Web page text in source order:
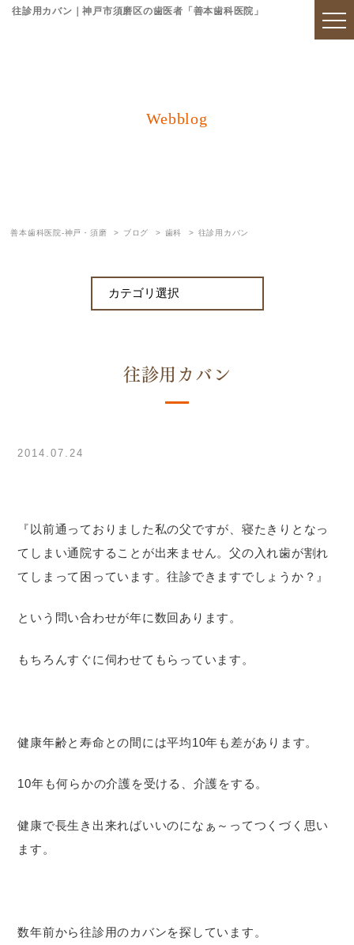
往診用カバン｜神戸市須磨区の歯医者「善本歯科医院」
Webblog
善本歯科医院-神戸・須磨 ブログ 歯科 往診用カバン
往診用カバン
2014.07.24
『以前通っておりました私の父ですが、寝たきりとなっ
てしまい通院することが出来ません。父の入れ歯が割れ
てしまって困っています。往診できますでしょうか？』
という問い合わせが年に数回あります。
もちろんすぐに伺わせてもらっています。
健康年齢と寿命との間には平均10年も差があります。
10年も何らかの介護を受ける、介護をする。
健康で長生き出来ればいいのになぁ～ってつくづく思い
ます。
数年前から往診用のカバンを探しています。